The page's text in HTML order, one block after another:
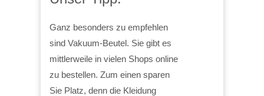
Ganz besonders zu empfehlen
sind Vakuum-Beutel. Sie gibt es
mittlerweile in vielen Shops online
zu bestellen. Zum einen sparen
Sie Platz, denn die Kleidung